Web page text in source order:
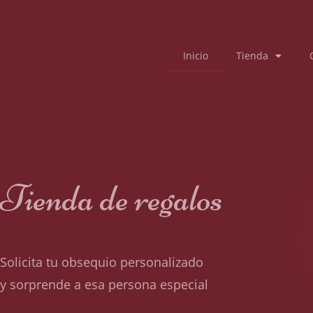
Inicio Tienda
Tienda de regalos
Solicita tu obsequio personalizado
y sorprende a esa persona especial